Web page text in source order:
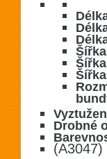
Drobné
(A3047)